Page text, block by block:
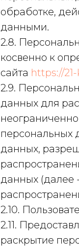
обработке,
данными.
2.8.
косвенно к
сайта https://
2.9.
данных для
персональных
данных,
данных (далее
2.10.
2.11.
раскрытие